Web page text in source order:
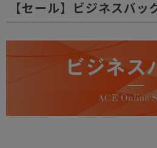
【セール】ビジネスバッ